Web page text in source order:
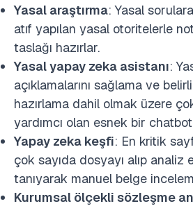
Yasal araştırma: Yasal
atıf yapılan yasal otoritelerle
taslağı hazırlar.
Yasal yapay zeka asistanı:
açıklamalarını sağlama ve
hazırlama dahil olmak üzere
yardımcı olan esnek bir
Yapay zeka keşfi: En kritik
çok sayıda dosyayı alıp analiz
tanıyarak manuel belge
Kurumsal ölçekli sözleşme